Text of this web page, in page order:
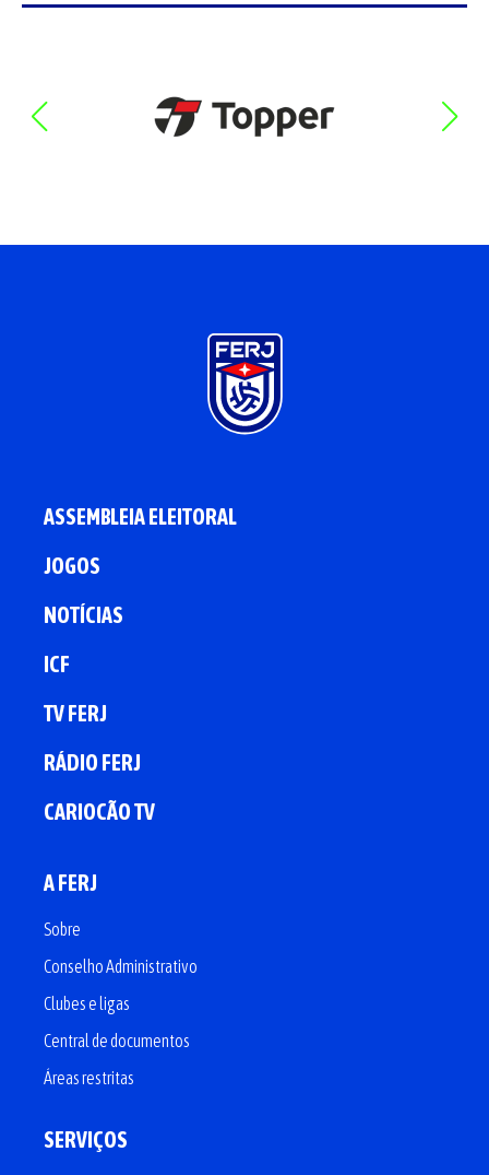
ASSEMBLEIA ELEITORAL
JOGOS
NOTÍCIAS
ICF
TV FERJ
RÁDIO FERJ
CARIOCÃO TV
A FERJ
Sobre
Conselho Administrativo
Clubes e ligas
Central de documentos
Áreas restritas
SERVIÇOS